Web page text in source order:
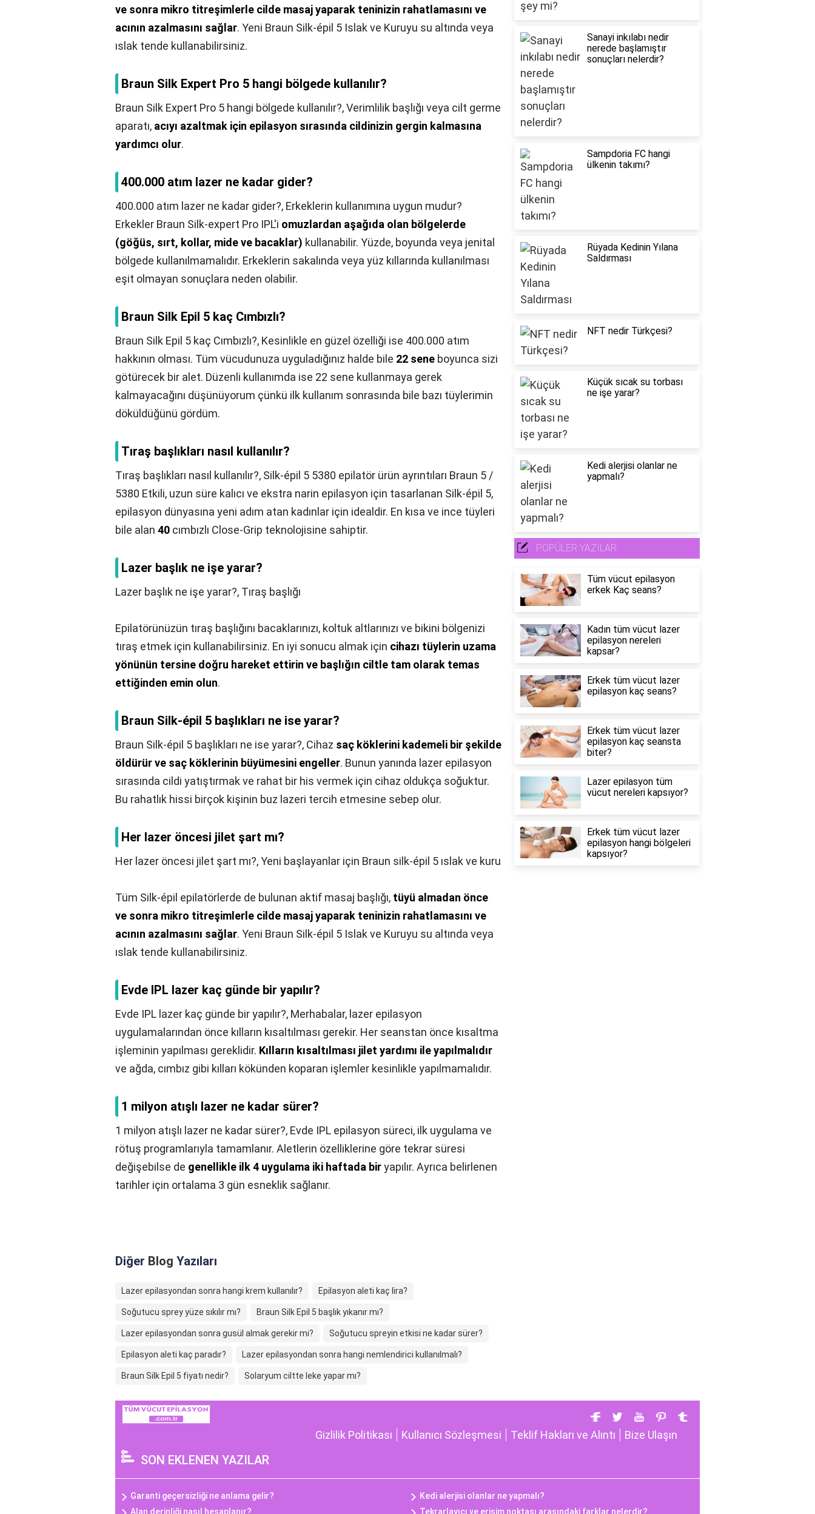
ve sonra mikro titreşimlerle cilde masaj yaparak teninizin rahatlamasını ve
acının azalmasını sağlar. Yeni Braun Silk-épil 5 Islak ve Kuruyu su altında veya
ıslak tende kullanabilirsiniz.
Braun Silk Expert Pro 5 hangi bölgede kullanılır?
Braun Silk Expert Pro 5 hangi bölgede kullanılır?,Verimlilik başlığı veya cilt germe
aparatı, acıyı azaltmak için epilasyon sırasında cildinizin gergin kalmasına
yardımcı olur.
400.000 atım lazer ne kadar gider?
400.000 atım lazer ne kadar gider?, Erkeklerin kullanımına uygun mudur?
Erkekler Braun Silk-expert Pro IPL'i omuzlardan aşağıda olan bölgelerde
(göğüs, sırt, kollar, mide ve bacaklar) kullanabilir. Yüzde, boyunda veya jenital
bölgede kullanılmamalıdır. Erkeklerin sakalında veya yüz kıllarında kullanılması
eşit olmayan sonuçlara neden olabilir.
Braun Silk Epil 5 kaç Cımbızlı?
Braun Silk Epil 5 kaç Cımbızlı?, Kesinlikle en güzel özelliği ise 400.000 atım
hakkının olması. Tüm vücudunuza uyguladığınız halde bile 22 sene boyunca sizi
götürecek bir alet. Düzenli kullanımda ise 22 sene kullanmaya gerek
kalmayacağını düşünüyorum çünkü ilk kullanım sonrasında bile bazı tüylerimin
döküldüğünü gördüm.
Tıraş başlıkları nasıl kullanılır?
Tıraş başlıkları nasıl kullanılır?, Silk-épil 5 5380 epilatör ürün ayrıntıları Braun 5 /
5380 Etkili, uzun süre kalıcı ve ekstra narin epilasyon için tasarlanan Silk-épil 5,
epilasyon dünyasına yeni adım atan kadınlar için idealdir. En kısa ve ince tüyleri
bile alan 40 cımbızlı Close-Grip teknolojisine sahiptir.
Lazer başlık ne işe yarar?
Lazer başlık ne işe yarar?, Tıraş başlığı
Epilatörünüzün tıraş başlığını bacaklarınızı, koltuk altlarınızı ve bikini bölgenizi
tıraş etmek için kullanabilirsiniz. En iyi sonucu almak için cihazı tüylerin uzama
yönünün tersine doğru hareket ettirin ve başlığın ciltle tam olarak temas
ettiğinden emin olun.
Braun Silk-épil 5 başlıkları ne ise yarar?
Braun Silk-épil 5 başlıkları ne ise yarar?, Cihaz saç köklerini kademeli bir şekilde
öldürür ve saç köklerinin büyümesini engeller. Bunun yanında lazer epilasyon
sırasında cildi yatıştırmak ve rahat bir his vermek için cihaz oldukça soğuktur.
Bu rahatlık hissi birçok kişinin buz lazeri tercih etmesine sebep olur.
Her lazer öncesi jilet şart mı?
Her lazer öncesi jilet şart mı?,Yeni başlayanlar için Braun silk-épil 5 ıslak ve kuru
Tüm Silk-épil epilatörlerde de bulunan aktif masaj başlığı, tüyü almadan önce
ve sonra mikro titreşimlerle cilde masaj yaparak teninizin rahatlamasını ve
acının azalmasını sağlar. Yeni Braun Silk-épil 5 Islak ve Kuruyu su altında veya
ıslak tende kullanabilirsiniz.
Evde IPL lazer kaç günde bir yapılır?
Evde IPL lazer kaç günde bir yapılır?, Merhabalar, lazer epilasyon
uygulamalarından önce kılların kısaltılması gerekir. Her seanstan önce kısaltma
işleminin yapılması gereklidir. Kılların kısaltılması jilet yardımı ile yapılmalıdır
ve ağda, cımbız gibi kılları kökünden koparan işlemler kesinlikle yapılmamalıdır.
1 milyon atışlı lazer ne kadar sürer?
1 milyon atışlı lazer ne kadar sürer?, Evde IPL epilasyon süreci, ilk uygulama ve
rötuş programlarıyla tamamlanır. Aletlerin özelliklerine göre tekrar süresi
değişebilse de genellikle ilk 4 uygulama iki haftada biryapılır. Ayrıca belirlenen
tarihler için ortalama 3 gün esneklik sağlanır.
Diğer Blog Yazıları
Lazer epilasyondan sonra hangi krem kullanılır? Epilasyon aleti kaç lira?
Soğutucu sprey yüze sıkılır mı? Braun Silk Epil 5 başlık yıkanır mı?
Lazer epilasyondan sonra gusül almak gerekir mi? Soğutucu spreyin etkisi ne kadar sürer?
Epilasyon aleti kaç paradır? Lazer epilasyondan sonra hangi nemlendirici kullanılmalı?
Braun Silk Epil 5 fiyatı nedir? Solaryum ciltte leke yapar mı?
Sanayi inkılabı nedir
nerede başlamıştır
sonuçları nelerdir?
Sampdoria FC hangi
ülkenin takımı?
Rüyada Kedinin Yılana
Saldırması
NFT nedir Türkçesi?
Küçük sıcak su torbası
ne işe yarar?
Kedi alerjisi olanlar ne
yapmalı?
POPÜLER YAZILAR
Tüm vücut epilasyon
erkek Kaç seans?
Kadın tüm vücut lazer
epilasyon nereleri
kapsar?
Erkek tüm vücut lazer
epilasyon kaç seans?
Erkek tüm vücut lazer
epilasyon kaç seansta
biter?
Lazer epilasyon tüm
vücut nereleri kapsıyor?
Erkek tüm vücut lazer
epilasyon hangi bölgeleri
kapsıyor?
Gizlilik Politikası Kullanıcı Sözleşmesi Teklif Hakları ve Alıntı Bize Ulaşın
SON EKLENEN YAZILAR
Garanti geçersizliği ne anlama gelir?
Kedi alerjisi olanlar ne yapmalı?
Alan derinliği nasıl hesaplanır?
Tekrarlayıcı ve erişim noktası arasındaki farklar nelerdir?